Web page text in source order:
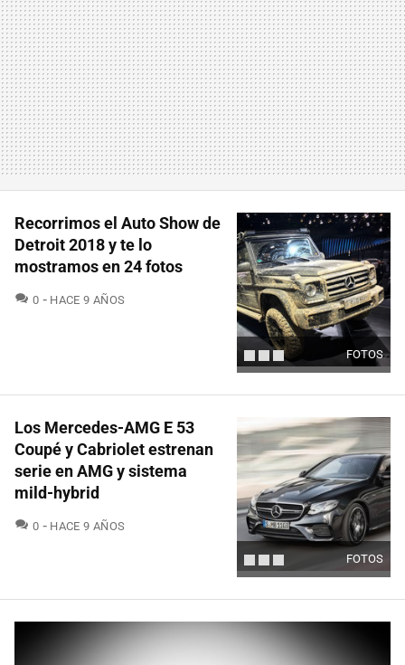
FOTOS
Recorrimos el Auto Show de
Detroit 2018 y te lo
mostramos en 24 fotos
0 COMENTARIOS
HACE 9 AÑOS
FOTOS
Los Mercedes-AMG E 53
Coupé y Cabriolet estrenan
serie en AMG y sistema
mild-hybrid
0 COMENTARIOS
HACE 9 AÑOS